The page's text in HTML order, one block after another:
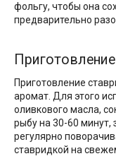
фольгу, чтобы она
предварительно
Приготовление
аромат. Для этого
оливкового масла,
рыбу на 30-60 минут,
регулярно
ставридкой на